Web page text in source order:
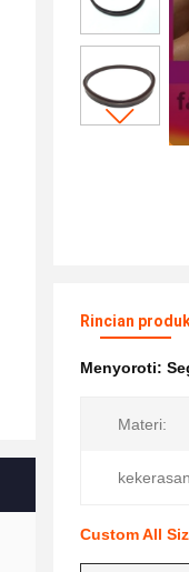
Rincian
Menyoroti:
Materi:
Custom All